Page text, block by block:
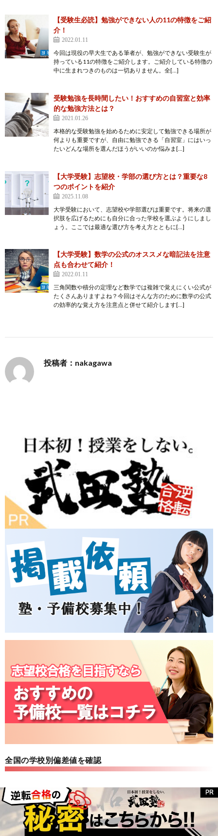
【受験生必読】勉強ができない人の11の特徴をご紹
介！
2022.01.11
今回は現役の早大生である筆者が、勉強ができない受験生が
持っている11の特徴をご紹介します。ご紹介している特徴の
中に生まれつきのものは一切ありません。全[…]
受験勉強を長時間したい！おすすめの自習室と効率
的な勉強方法とは？
2021.01.26
本格的な受験勉強を始めるために安定して勉強できる場所が
何よりも重要ですが、自由に勉強できる「自習室」にはいっ
たいどんな場所を選んだほうがいいのか悩みま[…]
【大学受験】志望校・学部の選び方とは？重要な8
つのポイントを紹介
2025.11.08
大学受験において、志望校や学部選びは重要です。将来の選
択肢を広げるためにも自分に合った学校を選ぶようにしまし
ょう。ここでは最適な選び方を考え方とともに[…]
【大学受験】数学の公式のオススメな暗記法を注意
点も合わせて紹介！
2022.01.11
三角関数や積分の定理など数学では複雑で覚えにくい公式が
たくさんありますよね？今回はそんな方のために数学の公式
の効率的な覚え方を注意点と併せて紹介します[…]
投稿者：nakagawa
全国の学校別偏差値を確認
高校偏差値一覧
大学偏差値一覧